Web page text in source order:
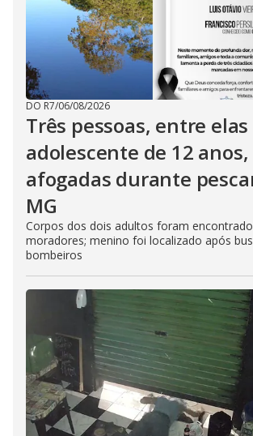
DO R7/06/08/2026
Três pessoas, entre
adolescente de 12
afogadas durante
MG
Corpos dos dois adultos foram
moradores; menino foi localizado após
bombeiros